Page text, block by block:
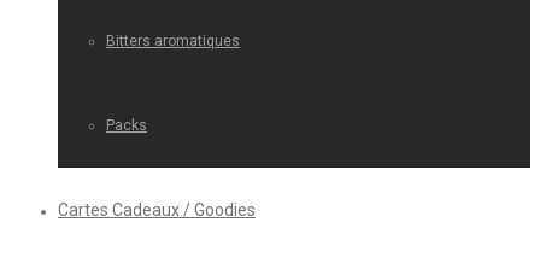
Bitters aromatiques
Packs
Cartes Cadeaux / Goodies